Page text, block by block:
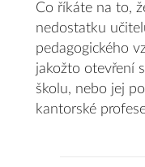
Co říkáte na to,
nedostatku
pedagogického
jakožto otevření
školu, nebo jej
kantorské